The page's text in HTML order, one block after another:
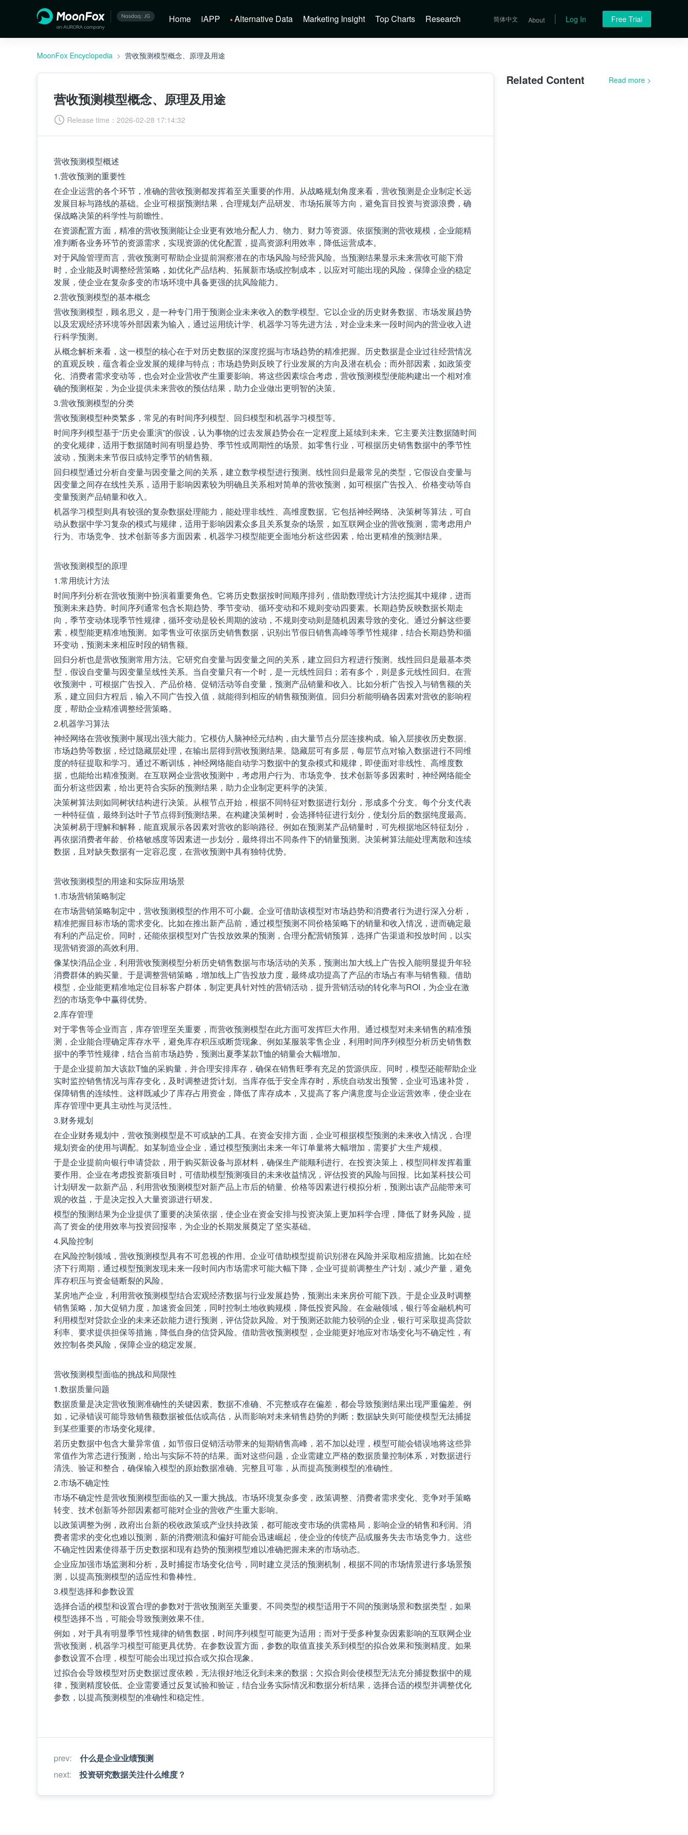
Home iAPP Alternative Data Marketing Insight Top Charts Research 简体中文 About Log In Free Trial
MoonFox Encyclopedia > 营收预测模型概念、原理及用途
营收预测模型概念、原理及用途
Release time： 2026-02-28 17:14:32
营收预测模型概述
1.营收预测的重要性
在企业运营的各个环节，准确的营收预测都发挥着至关重要的作用。从战略规划角度来看，营收预测是企业制定长远
发展目标与路线的基础。企业可根据预测结果，合理规划产品研发、市场拓展等方向，避免盲目投资与资源浪费，确
保战略决策的科学性与前瞻性。
在资源配置方面，精准的营收预测能让企业更有效地分配人力、物力、财力等资源。依据预测的营收规模，企业能精
准判断各业务环节的资源需求，实现资源的优化配置，提高资源利用效率，降低运营成本。
对于风险管理而言，营收预测可帮助企业提前洞察潜在的市场风险与经营风险。当预测结果显示未来营收可能下滑
时，企业能及时调整经营策略，如优化产品结构、拓展新市场或控制成本，以应对可能出现的风险，保障企业的稳定
发展，使企业在复杂多变的市场环境中具备更强的抗风险能力。
2.营收预测模型的基本概念
营收预测模型，顾名思义，是一种专门用于预测企业未来收入的数学模型。它以企业的历史财务数据、市场发展趋势
以及宏观经济环境等外部因素为输入，通过运用统计学、机器学习等先进方法，对企业未来一段时间内的营业收入进
行科学预测。
从概念解析来看，这一模型的核心在于对历史数据的深度挖掘与市场趋势的精准把握。历史数据是企业过往经营情况
的直观反映，蕴含着企业发展的规律与特点；市场趋势则反映了行业发展的方向及潜在机会；而外部因素，如政策变
化、消费者需求变动等，也会对企业营收产生重要影响。将这些因素综合考虑，营收预测模型便能构建出一个相对准
确的预测框架，为企业提供未来营收的预估结果，助力企业做出更明智的决策。
3.营收预测模型的分类
营收预测模型种类繁多，常见的有时间序列模型、回归模型和机器学习模型等。
时间序列模型基于“历史会重演”的假设，认为事物的过去发展趋势会在一定程度上延续到未来。它主要关注数据随时间
的变化规律，适用于数据随时间有明显趋势、季节性或周期性的场景。如零售行业，可根据历史销售数据中的季节性
波动，预测未来节假日或特定季节的销售额。
回归模型通过分析自变量与因变量之间的关系，建立数学模型进行预测。线性回归是最常见的类型，它假设自变量与
因变量之间存在线性关系，适用于影响因素较为明确且关系相对简单的营收预测，如可根据广告投入、价格变动等自
变量预测产品销量和收入。
机器学习模型则具有较强的复杂数据处理能力，能处理非线性、高维度数据。它包括神经网络、决策树等算法，可自
动从数据中学习复杂的模式与规律，适用于影响因素众多且关系复杂的场景，如互联网企业的营收预测，需考虑用户
行为、市场竞争、技术创新等多方面因素，机器学习模型能更全面地分析这些因素，给出更精准的预测结果。
营收预测模型的原理
1.常用统计方法
时间序列分析在营收预测中扮演着重要角色。它将历史数据按时间顺序排列，借助数理统计方法挖掘其中规律，进而
预测未来趋势。时间序列通常包含长期趋势、季节变动、循环变动和不规则变动四要素。长期趋势反映数据长期走
向，季节变动体现季节性规律，循环变动是较长周期的波动，不规则变动则是随机因素导致的变化。通过分解这些要
素，模型能更精准地预测。如零售业可依据历史销售数据，识别出节假日销售高峰等季节性规律，结合长期趋势和循
环变动，预测未来相应时段的销售额。
回归分析也是营收预测常用方法。它研究自变量与因变量之间的关系，建立回归方程进行预测。线性回归是最基本类
型，假设自变量与因变量呈线性关系。当自变量只有一个时，是一元线性回归；若有多个，则是多元线性回归。在营
收预测中，可根据广告投入、产品价格、促销活动等自变量，预测产品销量和收入。比如分析广告投入与销售额的关
系，建立回归方程后，输入不同广告投入值，就能得到相应的销售额预测值。回归分析能明确各因素对营收的影响程
度，帮助企业精准调整经营策略。
2.机器学习算法
神经网络在营收预测中展现出强大能力。它模仿人脑神经元结构，由大量节点分层连接构成。输入层接收历史数据、
市场趋势等数据，经过隐藏层处理，在输出层得到营收预测结果。隐藏层可有多层，每层节点对输入数据进行不同维
度的特征提取和学习。通过不断训练，神经网络能自动学习数据中的复杂模式和规律，即使面对非线性、高维度数
据，也能给出精准预测。在互联网企业营收预测中，考虑用户行为、市场竞争、技术创新等多因素时，神经网络能全
面分析这些因素，给出更符合实际的预测结果，助力企业制定更科学的决策。
决策树算法则如同树状结构进行决策。从根节点开始，根据不同特征对数据进行划分，形成多个分支。每个分支代表
一种特征值，最终到达叶子节点得到预测结果。在构建决策树时，会选择特征进行划分，使划分后的数据纯度最高。
决策树易于理解和解释，能直观展示各因素对营收的影响路径。例如在预测某产品销量时，可先根据地区特征划分，
再依据消费者年龄、价格敏感度等因素进一步划分，最终得出不同条件下的销量预测。决策树算法能处理离散和连续
数据，且对缺失数据有一定容忍度，在营收预测中具有独特优势。
营收预测模型的用途和实际应用场景
1.市场营销策略制定
在市场营销策略制定中，营收预测模型的作用不可小觑。企业可借助该模型对市场趋势和消费者行为进行深入分析，
精准把握目标市场的需求变化。比如在推出新产品前，通过模型预测不同价格策略下的销量和收入情况，进而确定最
有利的产品定价。同时，还能依据模型对广告投放效果的预测，合理分配营销预算，选择广告渠道和投放时间，以实
现营销资源的高效利用。
像某快消品企业，利用营收预测模型分析历史销售数据与市场活动的关系，预测出加大线上广告投入能明显提升年轻
消费群体的购买量。于是调整营销策略，增加线上广告投放力度，最终成功提高了产品的市场占有率与销售额。借助
模型，企业能更精准地定位目标客户群体，制定更具针对性的营销活动，提升营销活动的转化率与ROI，为企业在激
烈的市场竞争中赢得优势。
2.库存管理
对于零售等企业而言，库存管理至关重要，而营收预测模型在此方面可发挥巨大作用。通过模型对未来销售的精准预
测，企业能合理确定库存水平，避免库存积压或断货现象。例如某服装零售企业，利用时间序列模型分析历史销售数
据中的季节性规律，结合当前市场趋势，预测出夏季某款T恤的销量会大幅增加。
于是企业提前加大该款T恤的采购量，并合理安排库存，确保在销售旺季有充足的货源供应。同时，模型还能帮助企业
实时监控销售情况与库存变化，及时调整进货计划。当库存低于安全库存时，系统自动发出预警，企业可迅速补货，
保障销售的连续性。这样既减少了库存占用资金，降低了库存成本，又提高了客户满意度与企业运营效率，使企业在
库存管理中更具主动性与灵活性。
3.财务规划
在企业财务规划中，营收预测模型是不可或缺的工具。在资金安排方面，企业可根据模型预测的未来收入情况，合理
规划资金的使用与调配。如某制造业企业，通过模型预测出未来一年订单量将大幅增加，需要扩大生产规模。
于是企业提前向银行申请贷款，用于购买新设备与原材料，确保生产能顺利进行。在投资决策上，模型同样发挥着重
要作用。企业在考虑投资新项目时，可借助模型预测项目的未来收益情况，评估投资的风险与回报。比如某科技公司
计划研发一款新产品，利用营收预测模型对新产品上市后的销量、价格等因素进行模拟分析，预测出该产品能带来可
观的收益，于是决定投入大量资源进行研发。
模型的预测结果为企业提供了重要的决策依据，使企业在资金安排与投资决策上更加科学合理，降低了财务风险，提
高了资金的使用效率与投资回报率，为企业的长期发展奠定了坚实基础。
4.风险控制
在风险控制领域，营收预测模型具有不可忽视的作用。企业可借助模型提前识别潜在风险并采取相应措施。比如在经
济下行周期，通过模型预测发现未来一段时间内市场需求可能大幅下降，企业可提前调整生产计划，减少产量，避免
库存积压与资金链断裂的风险。
某房地产企业，利用营收预测模型结合宏观经济数据与行业发展趋势，预测出未来房价可能下跌。于是企业及时调整
销售策略，加大促销力度，加速资金回笼，同时控制土地收购规模，降低投资风险。在金融领域，银行等金融机构可
利用模型对贷款企业的未来还款能力进行预测，评估贷款风险。对于预测还款能力较弱的企业，银行可采取提高贷款
利率、要求提供担保等措施，降低自身的信贷风险。借助营收预测模型，企业能更好地应对市场变化与不确定性，有
效控制各类风险，保障企业的稳定发展。
营收预测模型面临的挑战和局限性
1.数据质量问题
数据质量是决定营收预测准确性的关键因素。数据不准确、不完整或存在偏差，都会导致预测结果出现严重偏差。例
如，记录错误可能导致销售额数据被低估或高估，从而影响对未来销售趋势的判断；数据缺失则可能使模型无法捕捉
到某些重要的市场变化规律。
若历史数据中包含大量异常值，如节假日促销活动带来的短期销售高峰，若不加以处理，模型可能会错误地将这些异
常值作为常态进行预测，给出与实际不符的结果。面对这些问题，企业需建立严格的数据质量控制体系，对数据进行
清洗、验证和整合，确保输入模型的原始数据准确、完整且可靠，从而提高预测模型的准确性。
2.市场不确定性
市场不确定性是营收预测模型面临的又一重大挑战。市场环境复杂多变，政策调整、消费者需求变化、竞争对手策略
转变、技术创新等外部因素都可能对企业的营收产生重大影响。
以政策调整为例，政府出台新的税收政策或产业扶持政策，都可能改变市场的供需格局，影响企业的销售和利润。消
费者需求的变化也难以预测，新的消费潮流和偏好可能会迅速崛起，使企业的传统产品或服务失去市场竞争力。这些
不确定性因素使得基于历史数据和现有趋势的预测模型难以准确把握未来的市场动态。
企业应加强市场监测和分析，及时捕捉市场变化信号，同时建立灵活的预测机制，根据不同的市场情景进行多场景预
测，以提高预测模型的适应性和鲁棒性。
3.模型选择和参数设置
选择合适的模型和设置合理的参数对于营收预测至关重要。不同类型的模型适用于不同的预测场景和数据类型，如果
模型选择不当，可能会导致预测效果不佳。
例如，对于具有明显季节性规律的销售数据，时间序列模型可能更为适用；而对于受多种复杂因素影响的互联网企业
营收预测，机器学习模型可能更具优势。在参数设置方面，参数的取值直接关系到模型的拟合效果和预测精度。如果
参数设置不合理，模型可能会出现过拟合或欠拟合现象。
过拟合会导致模型对历史数据过度依赖，无法很好地泛化到未来的数据；欠拟合则会使模型无法充分捕捉数据中的规
律，预测精度较低。企业需要通过反复试验和验证，结合业务实际情况和数据分析结果，选择合适的模型并调整优化
参数，以提高预测模型的准确性和稳定性。
prev:
什么是企业业绩预测
next: 投资研究数据关注什么维度？
Related Content Read more >